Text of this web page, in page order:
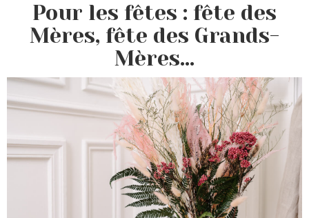
Pour les fêtes : fête des
Mères, fête des Grands-
Mères…